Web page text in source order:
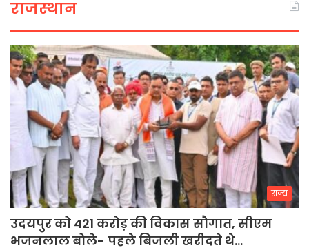
राजस्थान
राज्य
उदयपुर को 421 करोड़ की विकास सौगात, सीएम
भजनलाल बोले- पहले बिजली खरीदते थे…